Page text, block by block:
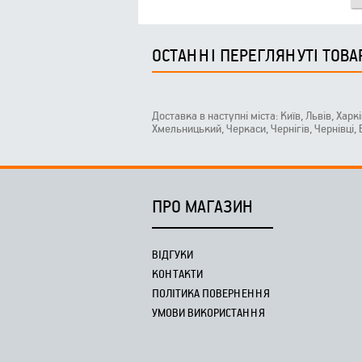
ОСТАННІ ПЕРЕГЛЯНУТІ
Доставка в наступні міста: Київ, Львів,
Хмельницький, Черкаси, Чернігів,
ПРО МАГАЗИН
ВІДГУКИ
КОНТАКТИ
ПОЛІТИКА ПОВЕРНЕННЯ
УМОВИ ВИКОРИСТАННЯ